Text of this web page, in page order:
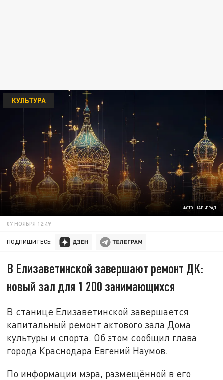
ФОТО: ЦАРЬГРАД
КУЛЬТУРА
07 НОЯБРЯ 12:49
ПОДПИШИТЕСЬ:
В Елизаветинской завершают ремонт ДК:
новый зал для 1 200 занимающихся
В станице Елизаветинской завершается
капитальный ремонт актового зала Дома
культуры и спорта. Об этом сообщил глава
города Краснодара Евгений Наумов.
По информации мэра, размещённой в его